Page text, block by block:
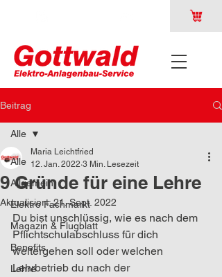
Beitrag
Alle
Allgemein
Elektro Fachmarkt
Magazin & Flugblatt
Benefits
Lehre
Alle
9 Gründe für eine Lehre
Maria Leichtfried
12. Jan. 2022 3 Min. Lesezeit
Aktualisiert:21. Sept. 2022
Du bist unschlüssig, wie es nach dem
Pflichtschulabschluss für dich
weitergehen soll oder welchen
Lehrbetrieb du nach der